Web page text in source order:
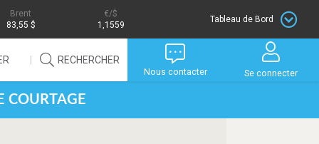
Brent
83,55 $
/$
1,1559
Tableau de Bord
RECHERCHER
Nous contacter Se connecter
COURTAGE